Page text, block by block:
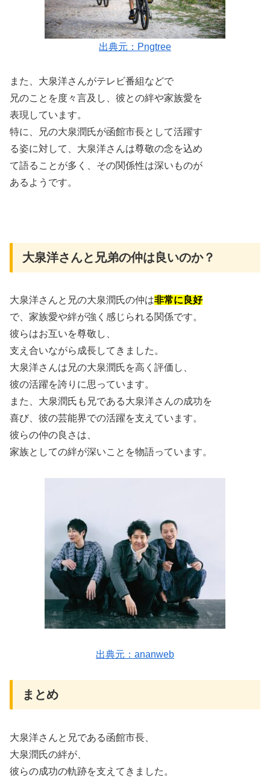
出典元：Pngtree
また、大泉洋さんがテレビ番組などで
兄のことを度々言及し、彼との絆や家族愛を
表現しています。
特に、兄の大泉潤氏が函館市長として活躍す
る姿に対して、大泉洋さんは尊敬の念を込め
て語ることが多く、その関係性は深いものが
あるようです。
大泉洋さんと兄弟の仲は良いのか？
大泉洋さんと兄の大泉潤氏の仲は非常に良好
で、家族愛や絆が強く感じられる関係です。
彼らはお互いを尊敬し、
支え合いながら成長してきました。
大泉洋さんは兄の大泉潤氏を高く評価し、
彼の活躍を誇りに思っています。
また、大泉潤氏も兄である大泉洋さんの成功を
喜び、彼の芸能界での活躍を支えています。
彼らの仲の良さは、
家族としての絆が深いことを物語っています。
出典元：ananweb
まとめ
大泉洋さんと兄である函館市長、
大泉潤氏の絆が、
彼らの成功の軌跡を支えてきました。